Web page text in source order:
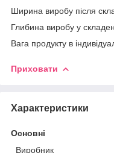
Ширина виробу після
Глибина виробу у
Вага продукту в
Приховати
Характеристики
Основні
Виробник